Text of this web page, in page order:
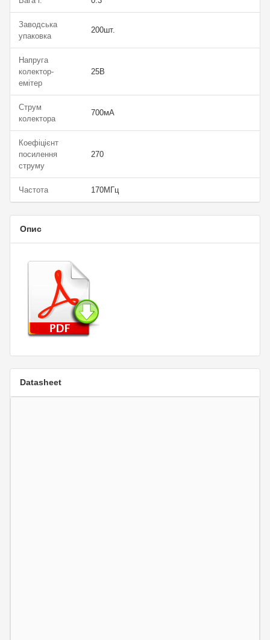
Заводська
упаковка
200шт.
Напруга
колектор-
емітер
25В
Струм
колектора
700мА
Коефіцієнт
посилення
струму
270
Частота 170МГц
Опис
Datasheet